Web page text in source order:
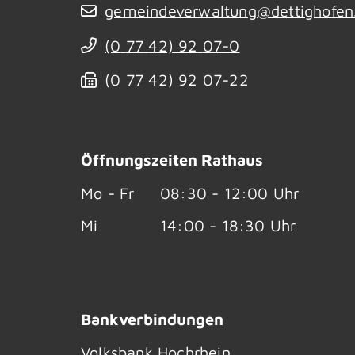
(0 77 42) 92 07-0
(0 77 42) 92 07-22
Öffnungszeiten Rathaus
Mo - Fr
08:30 - 12:00 Uhr
Mi
14:00 - 18:30 Uhr
Bankverbindungen